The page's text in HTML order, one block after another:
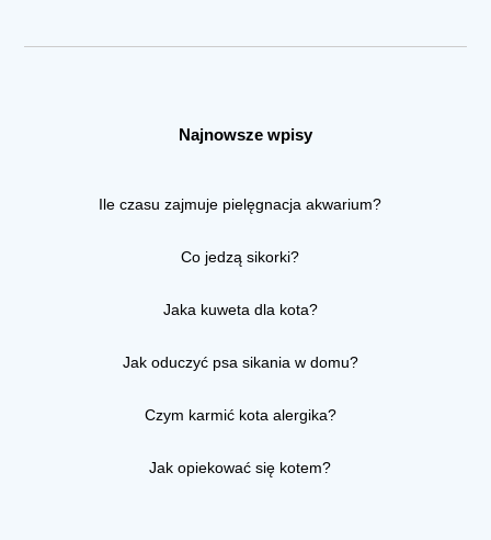
Najnowsze wpisy
Ile czasu zajmuje pielęgnacja akwarium?
Co jedzą sikorki?
Jaka kuweta dla kota?
Jak oduczyć psa sikania w domu?
Czym karmić kota alergika?
Jak opiekować się kotem?